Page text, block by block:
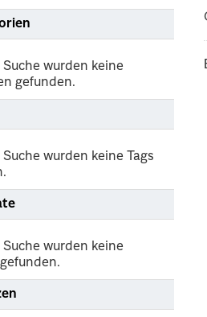
Suche wurden keine
gefunden.
Suche wurden keine Tags
Suche wurden keine